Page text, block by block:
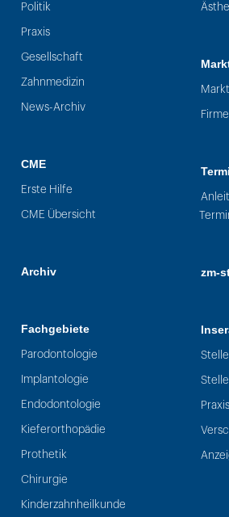
Politik
Praxis
Gesellschaft
Zahnmedizin
News-Archiv
CME
Erste Hilfe
CME Übersicht
Archiv
Fachgebiete
Parodontologie
Implantologie
Endodontologie
Kieferorthopädie
Prothetik
Chirurgie
Kinderzahnheilkunde
zm-